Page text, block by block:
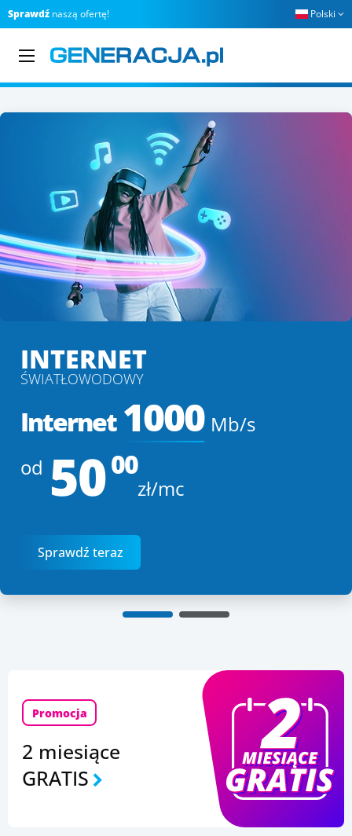
Sprawdź naszą ofertę! Polski 
INTERNET
ŚWIATŁOWODOWY
Internet 1000 Mb/s
od 5000
zł/mc
Sprawdź teraz
Promocja
2 miesiące
GRATIS